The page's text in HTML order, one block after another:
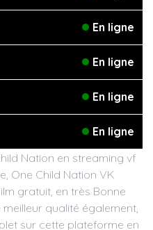
En ligne
En ligne
En ligne
En ligne
Nation en streaming vf
One Child Nation VK
gratuit, en très Bonne
qualité également,
sur cette plateforme en